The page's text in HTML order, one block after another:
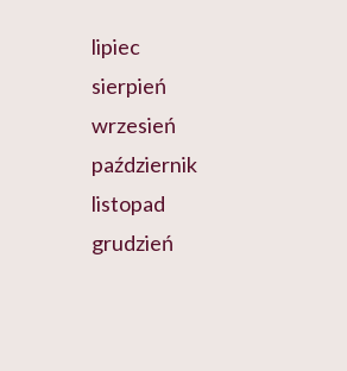
lipiec
sierpień
wrzesień
październik
listopad
grudzień